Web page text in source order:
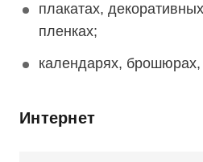
плакатах,
пленках;
календарях, брошюрах,
Интернет